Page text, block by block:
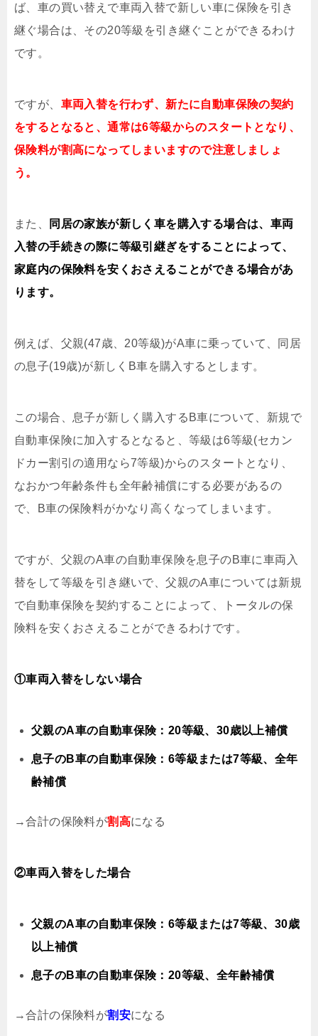
ば、車の買い替えで車両入替で新しい車に保険を引き
継ぐ場合は、その20等級を引き継ぐことができるわけ
です。
ですが、 車両入替を行わず、新たに自動車保険の契約
をするとなると、通常は6等級からのスタートとなり、
保険料が割高になってしまいますので注意しましょ
う。
また、
同居の家族が新しく車を購入する場合は、車両
入替の手続きの際に等級引継ぎをすることによって、
家庭内の保険料を安くおさえることができる場合があ
ります。
例えば、父親(47歳、20等級)がA車に乗っていて、同居
の息子(19歳)が新しくB車を購入するとします。
この場合、息子が新しく購入するB車について、新規で
自動車保険に加入するとなると、等級は6等級(セカン
ドカー割引の適用なら7等級)からのスタートとなり、
なおかつ年齢条件も全年齢補償にする必要があるの
で、B車の保険料がかなり高くなってしまいます。
ですが、父親のA車の自動車保険を息子のB車に車両入
替をして等級を引き継いで、父親のA車については新規
で自動車保険を契約することによって、トータルの保
険料を安くおさえることができるわけです。
①車両入替をしない場合
父親のA車の自動車保険：20等級、30歳以上補償
息子のB車の自動車保険：6等級または7等級、全年
齢補償
→合計の保険料が割高になる
②車両入替をした場合
父親のA車の自動車保険：6等級または7等級、30歳
以上補償
息子のB車の自動車保険：20等級、全年齢補償
→合計の保険料が割安になる